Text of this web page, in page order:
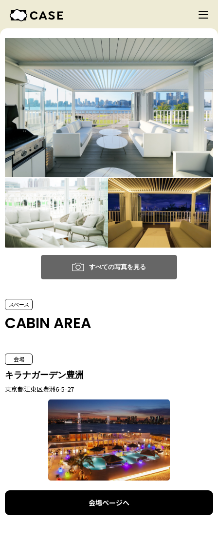
すべての写真を見る
スペース
CABIN AREA
会場
キラナガーデン豊洲
東京都江東区豊洲6-5-27
会場ページへ